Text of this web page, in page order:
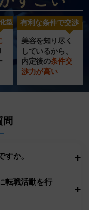
充実の
転職サポート
型
有利な条件で交渉
美容を知り尽く
しているから、
内定後の条件交
渉力が高い
問
か。 +
転職活動を行
+